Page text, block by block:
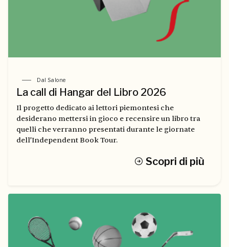
Dal Salone
La call di Hangar del Libro 2026
Il progetto dedicato ai lettori piemontesi che
desiderano mettersi in gioco e recensire un libro tra
quelli che verranno presentati durante le giornate
dell’Independent Book Tour.
Scopri di più